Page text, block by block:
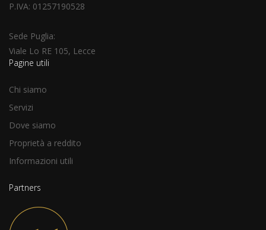
P.IVA: 01257190528
Sede Puglia:
Viale Lo RE 105, Lecce
Pagine utili
Chi siamo
Servizi
Dove siamo
Proprietà a reddito
Informazioni utili
Partners